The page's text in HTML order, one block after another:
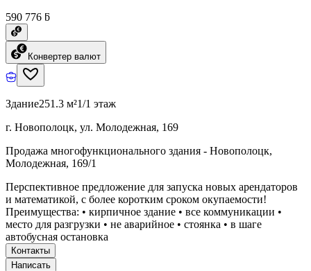
590 776 ƃ
Конвертер валют
Здание251.3 м²1/1 этаж
г. Новополоцк, ул. Молодежная, 169
Продажа многофункционального здания - Новополоцк,
Молодежная, 169/1
Перспективное предложение для запуска новых арендаторов
и математикой, с более коротким сроком окупаемости!
Преимущества: • кирпичное здание • все коммуникации •
место для разгрузки • не аварийное • стоянка • в шаге
автобусная остановка
Контакты
Написать